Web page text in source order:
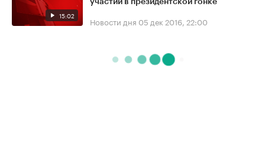
15:02
участии в президентской гонке
Новости дня 05 дек 2016, 22:00